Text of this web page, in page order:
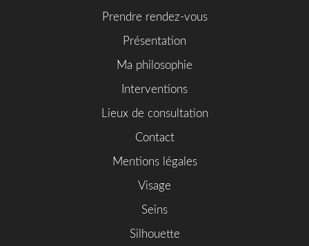
Prendre rendez-vous
Présentation
Ma philosophie
Interventions
Lieux de consultation
Contact
Mentions légales
Visage
Seins
Silhouette